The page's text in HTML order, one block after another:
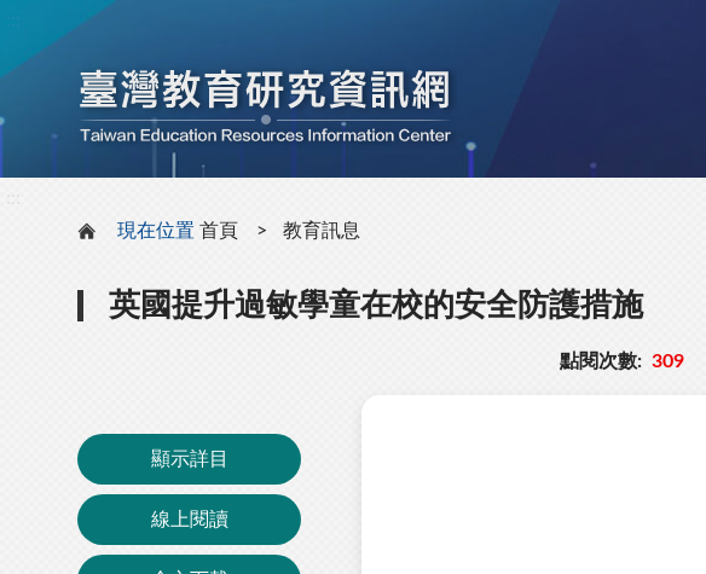
現在位置 首頁 教育訊息
英國提升過敏學童在校的安全防護措施
點閱次數: 309
顯示詳目
線上閱讀